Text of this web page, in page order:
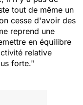
tout de même un
cesse d'avoir des
reprend une
en équilibre
relative
forte."